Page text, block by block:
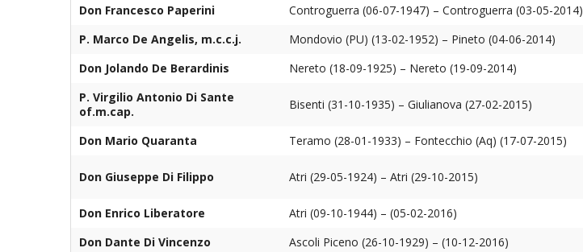
Don Francesco Paperini
Controguerra (06-07-1947) – Controguerra (03-05-2014)
P. Marco De Angelis, m.c.c.j.
Mondovio (PU) (13-02-1952) – Pineto (04-06-2014)
Don Jolando De Berardinis
Nereto (18-09-1925) – Nereto (19-09-2014)
P. Virgilio Antonio Di Sante
of.m.cap.
Bisenti (31-10-1935) – Giulianova (27-02-2015)
Don Mario Quaranta Teramo (28-01-1933) – Fontecchio (Aq) (17-07-2015)
Don Giuseppe Di Filippo Atri (29-05-1924) – Atri (29-10-2015)
Don Enrico Liberatore
Atri (09-10-1944) – (05-02-2016)
Don Dante Di Vincenzo
Ascoli Piceno (26-10-1929) – (10-12-2016)